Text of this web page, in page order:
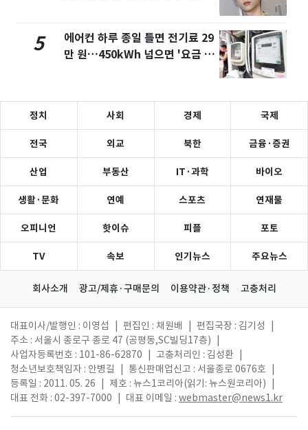
5
에어컨 하루 종일 틀면 전기료 29
만 원…450kWh 넘으면 '요금 폭
정치 사회 경제 국제
전국 외교 북한 금융·증권
산업 부동산 IT·과학 바이오
생활·문화 연예 스포츠 연재물
오피니언 핫이슈 피플 포토
TV 속보 인기뉴스 주요뉴스
회사소개 광고/제휴·구매문의 이용약관·정책 고충처리
대표이사/발행인 : 이영섭 편집인 : 채원배 편집국장 : 김기성
주소 : 서울시 종로구 종로 47 (공평동,SC빌딩17층)
사업자등록번호 : 101-86-62870
고충처리인 : 김성환
청소년보호책임자 : 안병길
통신판매업신고 : 서울종로 0676호
등록일 : 2011. 05. 26
제호 : 뉴스1코리아(읽기: 뉴스원코리아)
대표 전화 : 02-397-7000
대표 이메일 : webmaster@news1.kr